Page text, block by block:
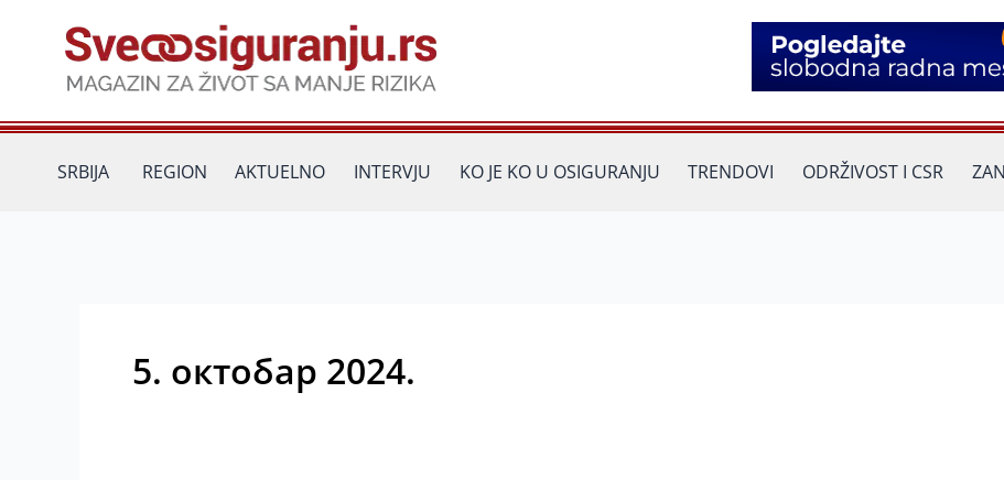
SRBIJA REGION AKTUELNO INTERVJU KO JE KO U OSIGURANJU TRENDOVI ODRŽIVOST I CSR
5. октобар 2024.